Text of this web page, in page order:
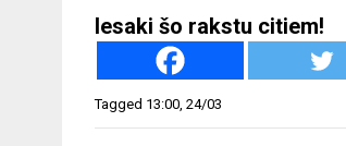
Iesaki šo rakstu citiem!
Tagged 13:00 24/03